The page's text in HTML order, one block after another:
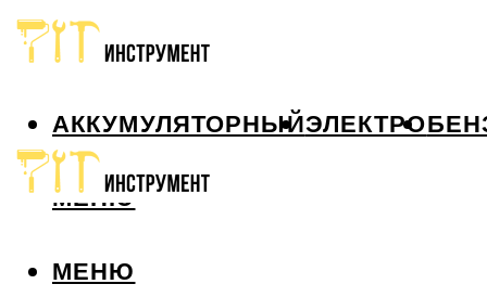
АККУМУЛЯТОРНЫЙЭЛЕКТРО
МЕНЮ
МЕНЮ